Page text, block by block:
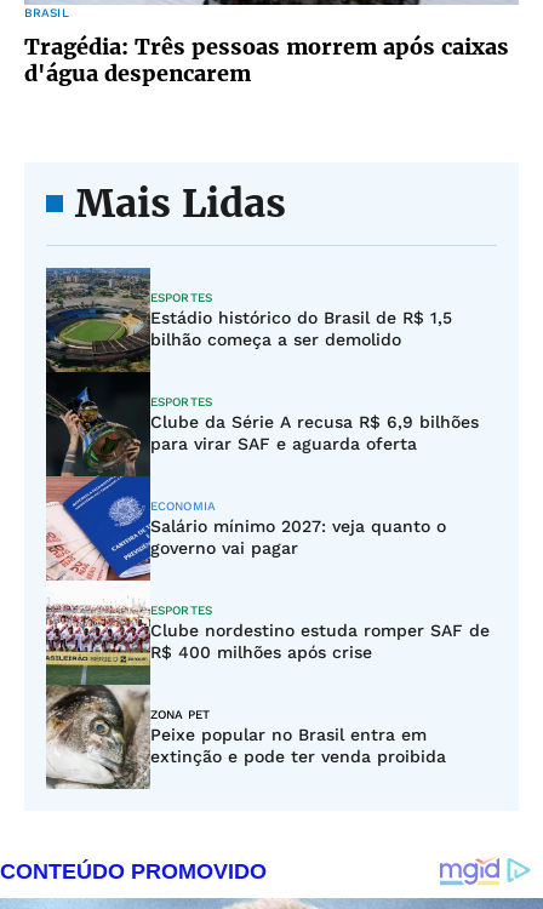
BRASIL
Tragédia: Três pessoas morrem após caixas
d'água despencarem
Mais Lidas
ESPORTES
Estádio histórico do Brasil de R$ 1,5
bilhão começa a ser demolido
ESPORTES
Clube da Série A recusa R$ 6,9 bilhões
para virar SAF e aguarda oferta
ECONOMIA
Salário mínimo 2027: veja quanto o
governo vai pagar
ESPORTES
Clube nordestino estuda romper SAF de
R$ 400 milhões após crise
ZONA PET
Peixe popular no Brasil entra em
extinção e pode ter venda proibida